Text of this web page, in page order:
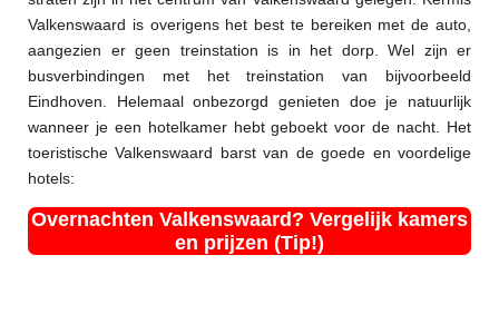
Valkenswaard is overigens het best te bereiken met de auto,
aangezien er geen treinstation is in het dorp. Wel zijn er
busverbindingen met het treinstation van bijvoorbeeld
Eindhoven. Helemaal onbezorgd genieten doe je natuurlijk
wanneer je een hotelkamer hebt geboekt voor de nacht. Het
toeristische Valkenswaard barst van de goede en voordelige
hotels:
Overnachten Valkenswaard? Vergelijk kamers
en prijzen (Tip!)